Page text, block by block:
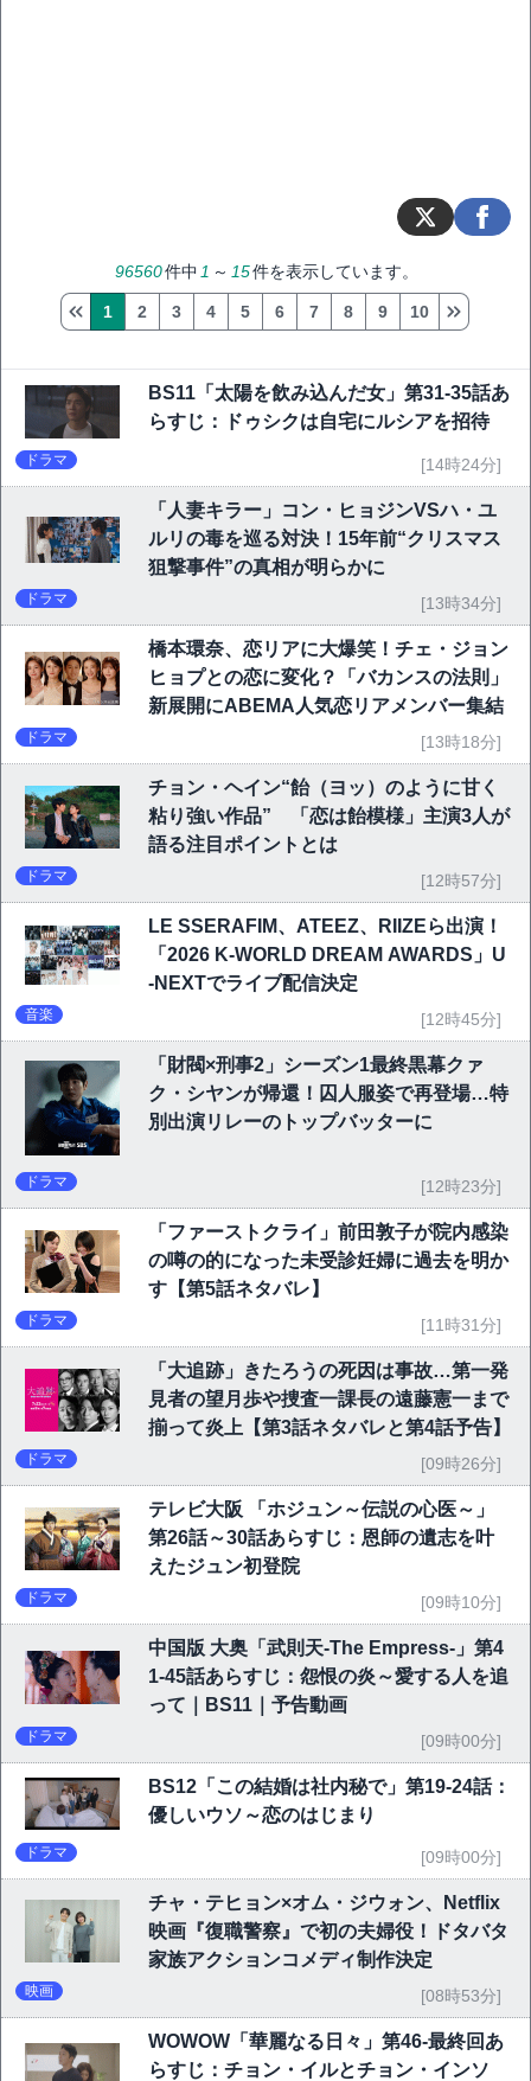
96560件中 1 ～ 15件を表示しています。
1 2 3 4 5 6 7 8 9 10
BS11「太陽を飲み込んだ女」第31-35話あ
らすじ：ドゥシクは自宅にルシアを招待
ドラマ [14時24分]
「人妻キラー」コン・ヒョジンVSハ・ユ
ルリの毒を巡る対決！15年前“クリスマス
狙撃事件”の真相が明らかに
ドラマ [13時34分]
橋本環奈、恋リアに大爆笑！チェ・ジョン
ヒョプとの恋に変化？「バカンスの法則」
新展開にABEMA人気恋リアメンバー集結
ドラマ [13時18分]
チョン・ヘイン“飴（ヨッ）のように甘く
粘り強い作品” 「恋は飴模様」主演3人が
語る注目ポイントとは
ドラマ [12時57分]
LE SSERAFIM、ATEEZ、RIIZEら出演！
「2026 K-WORLD DREAM AWARDS」U
-NEXTでライブ配信決定
音楽 [12時45分]
「財閥×刑事2」シーズン1最終黒幕クァ
ク・シヤンが帰還！囚人服姿で再登場…特
別出演リレーのトップバッターに
ドラマ [12時23分]
「ファーストクライ」前田敦子が院内感染
の噂の的になった未受診妊婦に過去を明か
す【第5話ネタバレ】
ドラマ [11時31分]
「大追跡」きたろうの死因は事故…第一発
見者の望月歩や捜査一課長の遠藤憲一まで
揃って炎上【第3話ネタバレと第4話予告】
ドラマ [09時26分]
テレビ大阪 「ホジュン～伝説の心医～」
第26話～30話あらすじ：恩師の遺志を叶
えたジュン初登院
ドラマ [09時10分]
中国版 大奥「武則天-The Empress-」第4
1-45話あらすじ：怨恨の炎～愛する人を追
って｜BS11｜予告動画
ドラマ [09時00分]
BS12「この結婚は社内秘で」第19-24話：
優しいウソ～恋のはじまり
ドラマ [09時00分]
チャ・テヒョン×オム・ジウォン、Netflix
映画『復職警察』で初の夫婦役！ドタバタ
家族アクションコメディ制作決定
映画 [08時53分]
WOWOW「華麗なる日々」第46-最終回あ
らすじ：チョン・イルとチョン・インソ